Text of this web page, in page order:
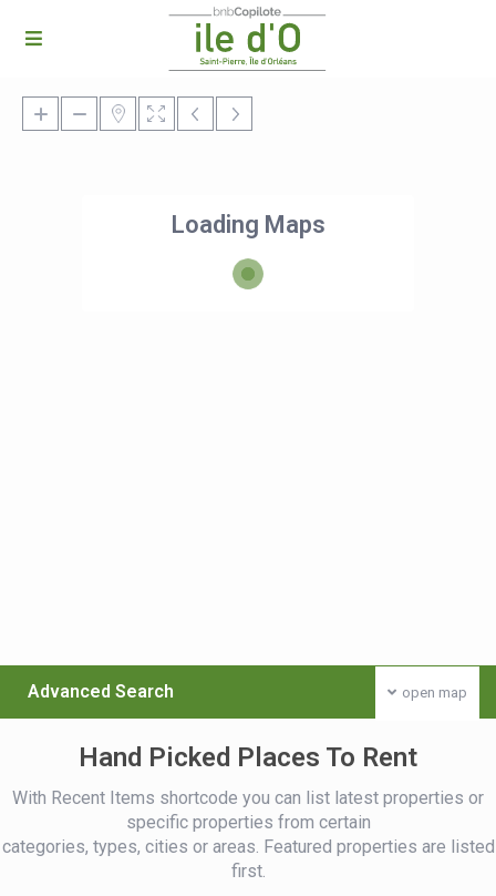
Loading Maps
open map
Advanced Search
Hand Picked Places To Rent
With Recent Items shortcode you can list latest properties or
specific properties from certain
categories, types, cities or areas. Featured properties are listed
first.